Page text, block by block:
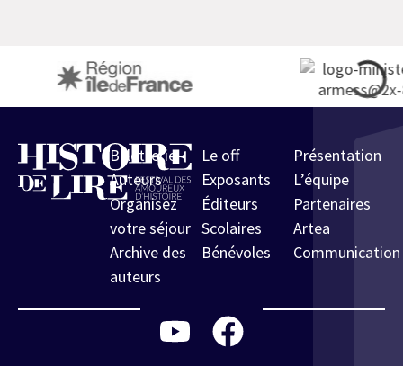
Billetterie
Auteurs
Organisez
votre séjour
Archive des
auteurs
Le off
Exposants
Éditeurs
Scolaires
Bénévoles
Présentation
L’équipe
Partenaires
Artea
Communication